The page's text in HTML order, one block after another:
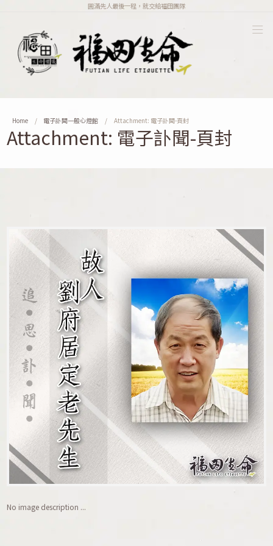
圓滿先人最後一程，就交給福田團隊
Home 電子訃聞一般心燈館 Attachment: 電子訃聞-頁封
Attachment: 電子訃聞-頁封
No image description ...